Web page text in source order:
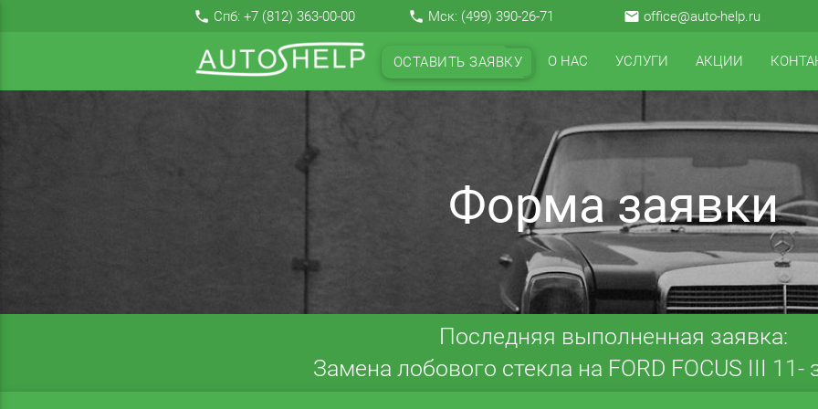
local_phone Спб: +7 (812) 363-00-00 local_phone Мск: (499) 390-26-71 email office@auto-help.ru
ОСТАВИТЬ ЗАЯВКУ О НАС УСЛУГИ АКЦИИ
Форма заявки
Последняя выполненная заявка:
Замена лобового стекла на FORD FOCUS III 11-